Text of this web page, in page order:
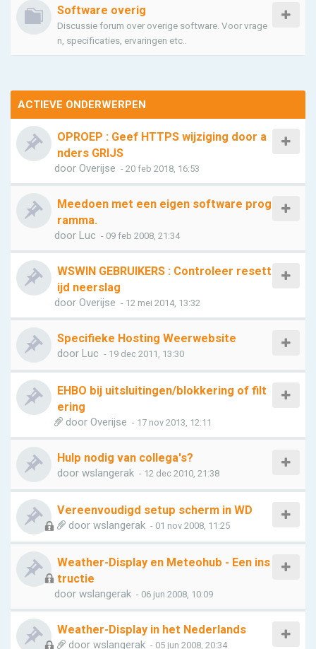
Software overig
Discussie forum over overige software. Voor vrage
n, specificaties, ervaringen etc..
ACTIEVE ONDERWERPEN
OPROEP : Geef HTTPS wijziging door a
nders GRIJS
door Overijse - 20 feb 2018, 16:53
Meedoen met een eigen software prog
ramma.
door Luc - 09 feb 2008, 21:34
WSWIN GEBRUIKERS : Controleer resett
ijd neerslag
door Overijse - 12 mei 2014, 13:32
Specifieke Hosting Weerwebsite
door Luc - 19 dec 2011, 13:30
EHBO bij uitsluitingen/blokkering of filt
ering
door Overijse - 17 nov 2013, 12:11
Hulp nodig van collega's?
door wslangerak - 12 dec 2010, 21:38
Vereenvoudigd setup scherm in WD
door wslangerak - 01 nov 2008, 11:25
Weather-Display en Meteohub - Een ins
tructie
door wslangerak - 06 jun 2008, 10:09
Weather-Display in het Nederlands
door wslangerak - 05 jun 2008, 20:34